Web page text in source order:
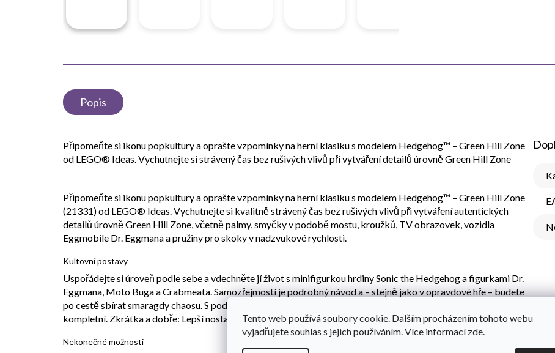
Tento web používá soubory cookie. Dalším procházením tohoto webu
vyjadřujete souhlas s jejich používáním. Více informacízde.
Popis
Připomeňte si ikonu popkultury a oprašte vzpomínky na herní klasiku s modelem Hedgehog™ – Green Hill Zone
od LEGO® Ideas. Vychutnejte si strávený čas bez rušivých vlivů při vytváření detailů úrovně Green Hill Zone
Připomeňte si ikonu popkultury a oprašte vzpomínky na herní klasiku s modelem Hedgehog™ – Green Hill Zone
(21331) od LEGO® Ideas. Vychutnejte si kvalitně strávený čas bez rušivých vlivů při vytváření autentických
detailů úrovně Green Hill Zone, včetně palmy, smyčky v podobě mostu, kroužků, TV obrazovek, vozidla
Eggmobile Dr. Eggmana a pružiny pro skoky v nadzvukové rychlosti.
Kultovní postavy
Uspořádejte si úroveň podle sebe a vdechněte jí život s minifigurkou hrdiny Sonic the Hedgehog a figurkami Dr.
Eggmana, Moto Buga a Crabmeata. Samozřejmostí je podrobný návod a – stejně jako v opravdové hře – budete
po cestě sbírat smaragdy chaosu. S podstavcem pro 7 smaragdů a minifigurku Sonica bude barevný výstavní kus
kompletní. Zkrátka a dobře: Lepší nostalgický dárek pro sebe nebo fanoušky kultovní hry nenajdete.
Nekonečné možnosti